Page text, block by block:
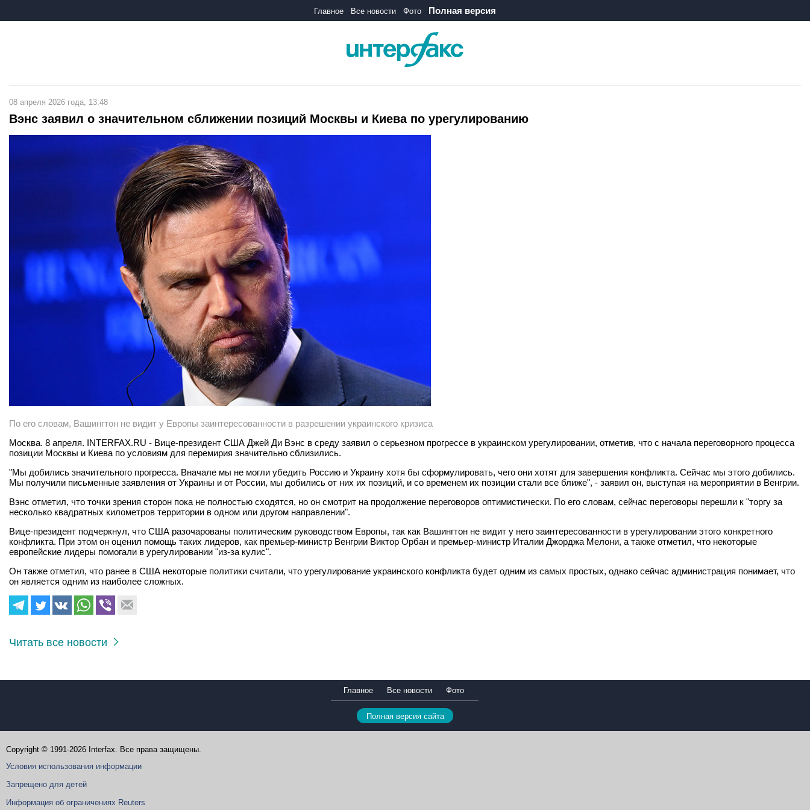
Главное Все новости Фото Полная версия
08 апреля 2026 года, 13:48
Вэнс заявил о значительном сближении позиций Москвы и Киева по урегулированию
По его словам, Вашингтон не видит у Европы заинтересованности в разрешении украинского кризиса
Москва. 8 апреля. INTERFAX.RU - Вице-президент США Джей Ди Вэнс в среду заявил о серьезном прогрессе в украинском урегулировании, отметив, что с начала переговорного процесса
позиции Москвы и Киева по условиям для перемирия значительно сблизились.
"Мы добились значительного прогресса. Вначале мы не могли убедить Россию и Украину хотя бы сформулировать, чего они хотят для завершения конфликта. Сейчас мы этого добились.
Мы получили письменные заявления от Украины и от России, мы добились от них их позиций, и со временем их позиции стали все ближе", - заявил он, выступая на мероприятии в Венгрии.
Вэнс отметил, что точки зрения сторон пока не полностью сходятся, но он смотрит на продолжение переговоров оптимистически. По его словам, сейчас переговоры перешли к "торгу за
несколько квадратных километров территории в одном или другом направлении".
Вице-президент подчеркнул, что США разочарованы политическим руководством Европы, так как Вашингтон не видит у него заинтересованности в урегулировании этого конкретного
конфликта. При этом он оценил помощь таких лидеров, как премьер-министр Венгрии Виктор Орбан и премьер-министр Италии Джорджа Мелони, а также отметил, что некоторые
европейские лидеры помогали в урегулировании "из-за кулис".
Он также отметил, что ранее в США некоторые политики считали, что урегулирование украинского конфликта будет одним из самых простых, однако сейчас администрация понимает, что
он является одним из наиболее сложных.
Читать все новости
Главное Все новости Фото
Полная версия сайта
Copyright © 1991-2026 Interfax. Все права защищены.
Условия использования информации
Запрещено для детей
Информация об ограничениях Reuters